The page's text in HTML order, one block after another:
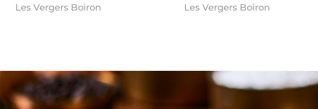
Les Vergers Boiron
Les Vergers Boiron